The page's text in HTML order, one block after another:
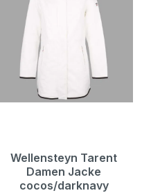
Wellensteyn Tarent
Damen Jacke
cocos/darknavy